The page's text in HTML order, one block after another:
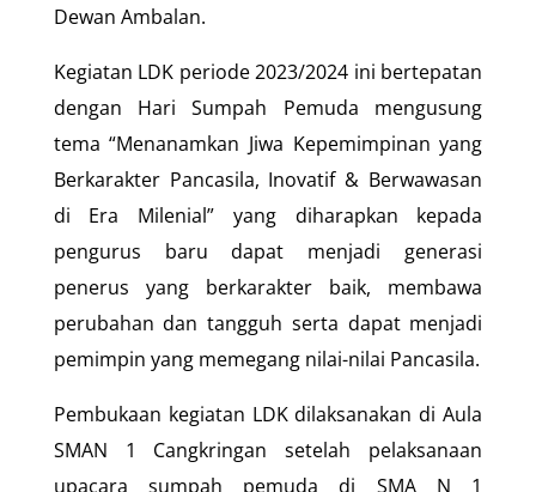
Dewan Ambalan.
Kegiatan LDK periode 2023/2024 ini bertepatan
dengan Hari Sumpah Pemuda mengusung
tema “Menanamkan Jiwa Kepemimpinan yang
Berkarakter Pancasila, Inovatif & Berwawasan
di Era Milenial” yang diharapkan kepada
pengurus baru dapat menjadi generasi
penerus yang berkarakter baik, membawa
perubahan dan tangguh serta dapat menjadi
pemimpin yang memegang nilai-nilai Pancasila.
Pembukaan kegiatan LDK dilaksanakan di Aula
SMAN 1 Cangkringan setelah pelaksanaan
upacara sumpah pemuda di SMA N 1